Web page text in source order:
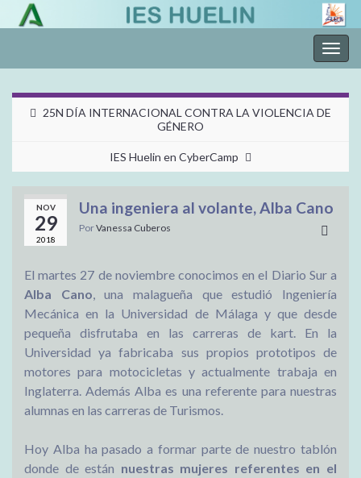
la
25N DÍA INTERNACIONAL CONTRA LA VIOLENCIA DE
GÉNERO
IES Huelin en CyberCamp
NOV
29
2018
Una ingeniera al volante, Alba Cano
PorVanessa Cuberos
El martes 27 de noviembre conocimos en el Diario Sur a
Alba Cano, una malagueña que estudió Ingeniería
Mecánica en la Universidad de Málaga y que desde
pequeña disfrutaba en las carreras de kart. En la
Universidad ya fabricaba sus propios prototipos de
motores para motocicletas y actualmente trabaja en
Inglaterra. Además Alba es una referente para nuestras
alumnas en las carreras de Turismos.
Hoy Alba ha pasado a formar parte de nuestro tablón
donde de están nuestras mujeres referentes en el